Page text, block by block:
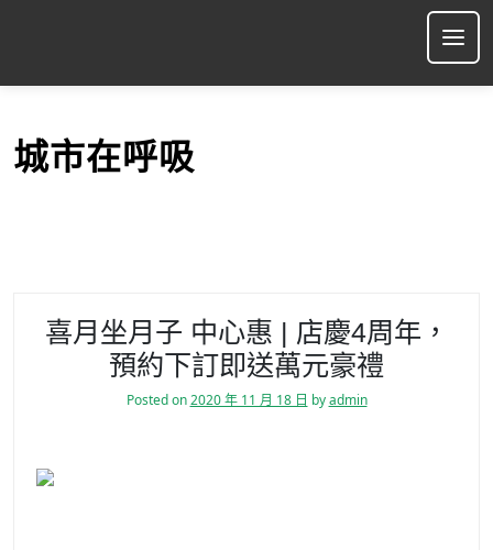
p
城市在呼吸
喜月坐月子 中心惠 | 店慶4周年，
預約下訂即送萬元豪禮
Posted on2020 年 11 月 18 日 byadmin